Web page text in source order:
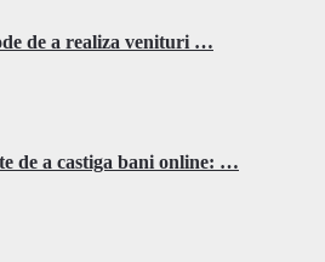
de a realiza venituri …
de a castiga bani online: …